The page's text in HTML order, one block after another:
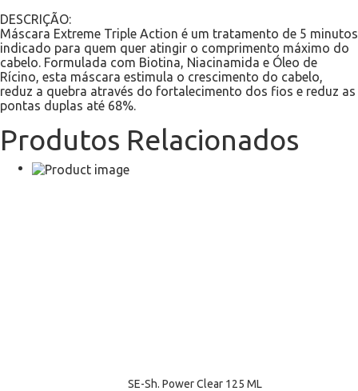
DESCRIÇÃO:
Máscara Extreme Triple Action é um tratamento de 5 minutos
indicado para quem quer atingir o comprimento máximo do
cabelo. Formulada com Biotina, Niacinamida e Óleo de
Rícino, esta máscara estimula o crescimento do cabelo,
reduz a quebra através do fortalecimento dos fios e reduz as
pontas duplas até 68%.
Produtos Relacionados
SE-Sh. Power Clear 125 ML